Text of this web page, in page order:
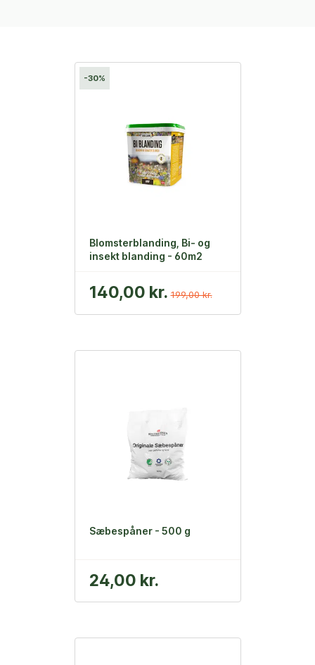
-30%
Blomsterblanding, Bi- og
insekt blanding - 60m2
140,00 kr.199,00 kr.
Sæbespåner - 500 g
24,00 kr.